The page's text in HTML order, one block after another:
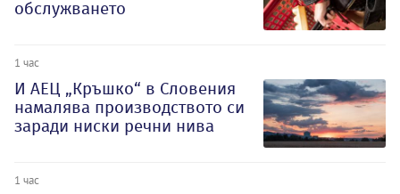
обслужването
1 час
И АЕЦ „Кръшко“ в Словения
намалява производството си
заради ниски речни нива
1 час